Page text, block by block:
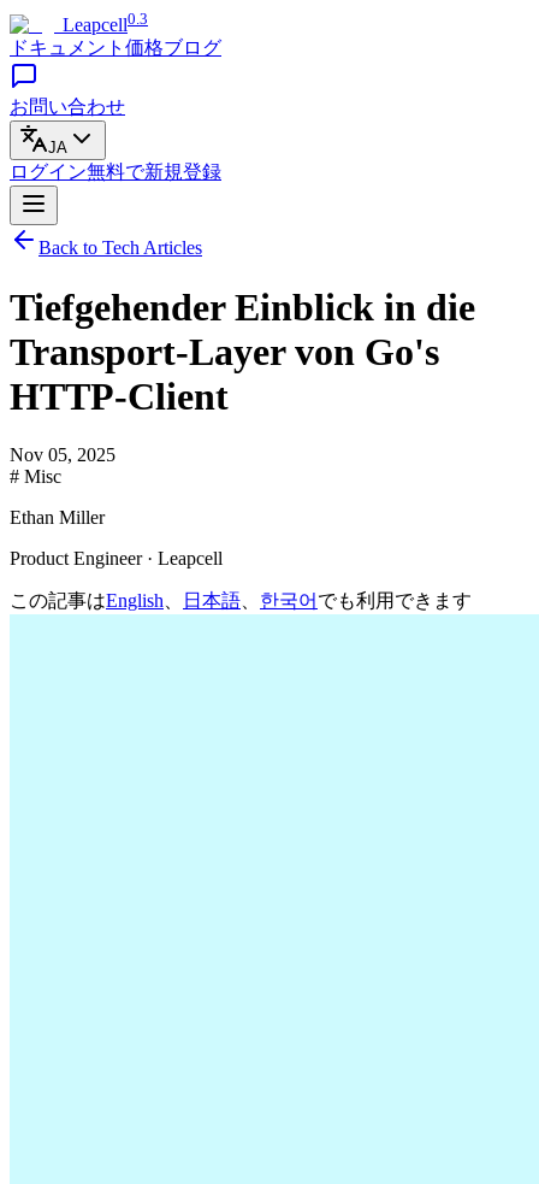
Leapcell0.3
ドキュメント 価格ブログ
お問い合わせ
JA
ログイン無料で新規登録
Back to Tech Articles
Tiefgehender Einblick in die
Transport-Layer von Go's
HTTP-Client
Nov 05, 2025
# Misc
Ethan Miller
Product Engineer · Leapcell
この記事はEnglish 日本語 한국어 でも利用できます